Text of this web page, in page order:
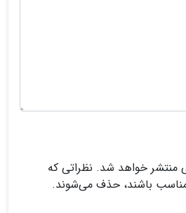
منتشر خواهد شد. نظراتی که
باشند، حذف می‌شوند.